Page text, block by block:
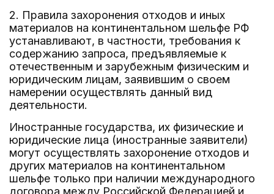
2. Правила захоронения отходов и иных
материалов на континентальном шельфе РФ
устанавливают, в частности, требования к
содержанию запроса, предъявляемые к
отечественным и зарубежным физическим и
юридическим лицам, заявившим о своем
намерении осуществлять данный вид
деятельности.
Иностранные государства, их физические и
юридические лица (иностранные заявители)
могут осуществлять захоронение отходов и
других материалов на континентальном
шельфе только при наличии международного
договора между Российской Федерацией и